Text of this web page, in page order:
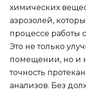
химических
аэрозолей,
процессе работы
Это не только
помещении, но и
точность
анализов. Без